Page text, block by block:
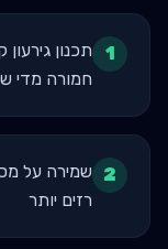
1
תכנון
חמורה מדי
2
שמירה על
רזים יותר